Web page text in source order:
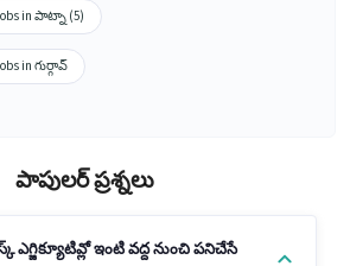
in పాట్నా (5)
in గుర్గావ్
పాపులర్ ప్రశ్నలు
ఎగ్జిక్యూటివ్లో ఇంటి వద్ద నుంచి పనిచేసే